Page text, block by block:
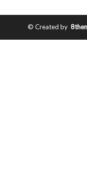
© Created by